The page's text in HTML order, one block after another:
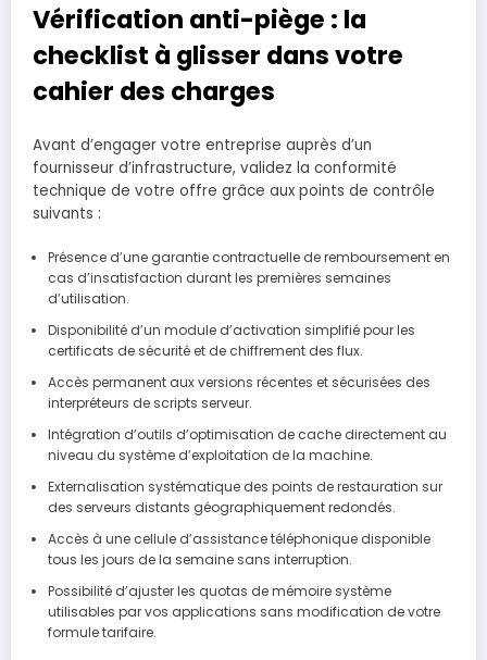
Vérification anti-piège : la
checklist à glisser dans votre
cahier des charges
Avant d’engager votre entreprise auprès d’un
fournisseur d’infrastructure, validez la conformité
technique de votre offre grâce aux points de contrôle
suivants :
Présence d’une garantie contractuelle de remboursement en
cas d’insatisfaction durant les premières semaines
d’utilisation.
Disponibilité d’un module d’activation simplifié pour les
certificats de sécurité et de chiffrement des flux.
Accès permanent aux versions récentes et sécurisées des
interpréteurs de scripts serveur.
Intégration d’outils d’optimisation de cache directement au
niveau du système d’exploitation de la machine.
Externalisation systématique des points de restauration sur
des serveurs distants géographiquement redondés.
Accès à une cellule d’assistance téléphonique disponible
tous les jours de la semaine sans interruption.
Possibilité d’ajuster les quotas de mémoire système
utilisables par vos applications sans modification de votre
formule tarifaire.